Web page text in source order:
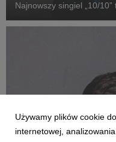
Najnowszy singiel „10/
zaskakująco dojrzałą,
Używamy plików cookie
internetowej,